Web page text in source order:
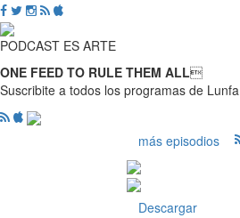
PODCAST ES ARTE
ONE FEED TO RULE THEM ALL
Suscribite a todos los programas de Lunfa
más episodios
Descargar